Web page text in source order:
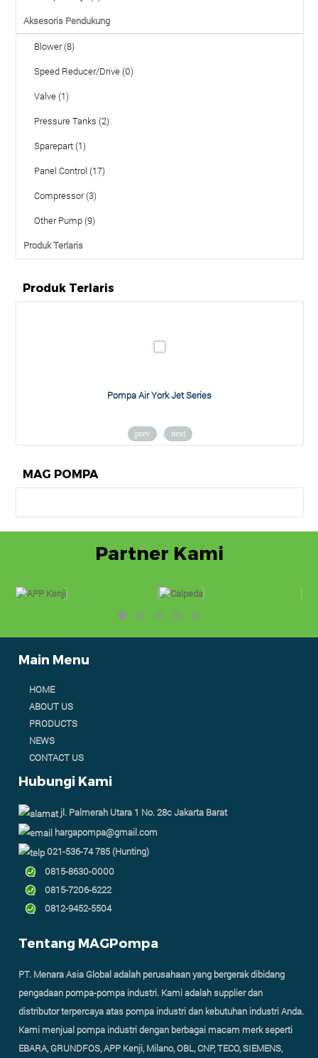
Aksesoris Pendukung
Blower (8)
Speed Reducer/Drive (0)
Valve (1)
Pressure Tanks (2)
Sparepart (1)
Panel Control (17)
Compressor (3)
Other Pump (9)
Produk Terlaris
Produk Terlaris
Pompa Air York Jet Series
prev next
MAG POMPA
Partner Kami
Main Menu
HOME
ABOUT US
PRODUCTS
NEWS
CONTACT US
Hubungi Kami
jl. Palmerah Utara 1 No. 28c Jakarta Barat
hargapompa@gmail.com
021-536-74 785 (Hunting)
0815-8630-0000
0815-7206-6222
0812-9452-5504
Tentang MAGPompa
PT. Menara Asia Global adalah perusahaan yang bergerak dibidang
pengadaan pompa-pompa industri. Kami adalah supplier dan
distributor terpercaya atas pompa industri dan kebutuhan industri Anda.
Kami menjual pompa industri dengan berbagai macam merk seperti
EBARA, GRUNDFOS, APP Kenji, Milano, OBL, CNP, TECO, SIEMENS,